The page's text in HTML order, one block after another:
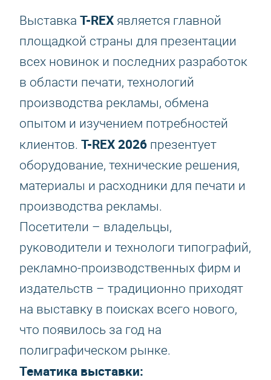
Выставка T-REX является главной
площадкой страны для презентации
всех новинок и последних разработок
в области печати, технологий
производства рекламы, обмена
опытом и изучением потребностей
клиентов. T-REX 2026 презентует
оборудование, технические решения,
материалы и расходники для печати и
производства рекламы.
Посетители – владельцы,
руководители и технологи типографий,
рекламно-производственных фирм и
издательств – традиционно приходят
на выставку в поисках всего нового,
что появилось за год на
полиграфическом рынке.
Тематика выставки: